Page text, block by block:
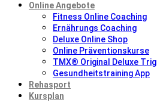
Online Angebote
Fitness Online Coaching
Ernährungs Coaching
Deluxe Online Shop
Online Präventionskurse
TMX® Original Deluxe
Gesundheitstraining App
Rehasport
Kursplan